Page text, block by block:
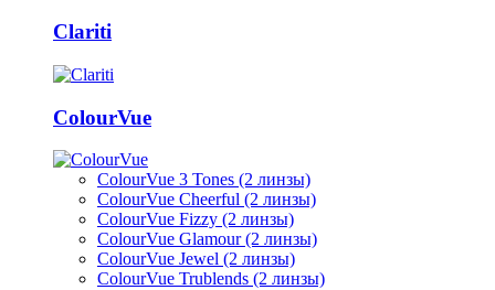
Clariti
ColourVue
ColourVue 3 Tones (2 линзы)
ColourVue Cheerful (2 линзы)
ColourVue Fizzy (2 линзы)
ColourVue Glamour (2 линзы)
ColourVue Jewel (2 линзы)
ColourVue Trublends (2 линзы)